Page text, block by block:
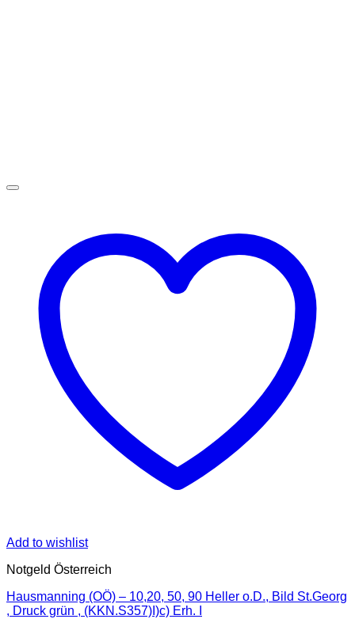
Add to wishlist
Notgeld Österreich
Hausmanning (OÖ) – 10,20, 50, 90 Heller o.D., Bild St.Georg
, Druck grün , (KKN.S357)I)c) Erh. I